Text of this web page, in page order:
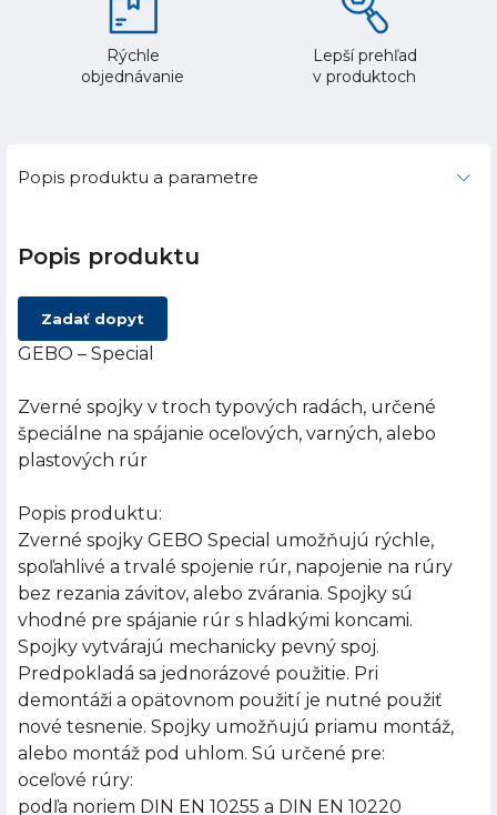
Rýchle
objednávanie
Lepší prehľad
v produktoch
Popis produktu a parametre
Popis produktu
Zadať dopyt
GEBO – Special
Zverné spojky v troch typových radách, určené
špeciálne na spájanie oceľových, varných, alebo
plastových rúr
Popis produktu:
Zverné spojky GEBO Special umožňujú rýchle,
spoľahlivé a trvalé spojenie rúr, napojenie na rúry
bez rezania závitov, alebo zvárania. Spojky sú
vhodné pre spájanie rúr s hladkými koncami.
Spojky vytvárajú mechanicky pevný spoj.
Predpokladá sa jednorázové použitie. Pri
demontáži a opätovnom použití je nutné použiť
nové tesnenie. Spojky umožňujú priamu montáž,
alebo montáž pod uhlom. Sú určené pre:
oceľové rúry:
podľa noriem DIN EN 10255 a DIN EN 10220